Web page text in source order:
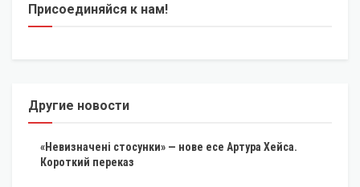
Присоединяйся к нам!
Другие новости
«Невизначені стосунки» — нове есе Артура Хейса.
Короткий переказ